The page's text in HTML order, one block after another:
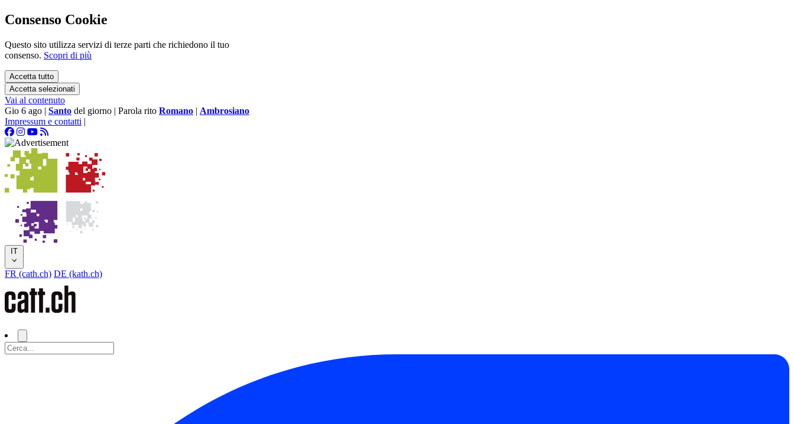
Consenso Cookie
Questo sito utilizza servizi di terze parti che richiedono il tuo
consenso. Scopri di più
Accetta tutto
Accetta selezionati
Vai al contenuto
Gio 6 ago | Santo del giorno | Parola rito Romano | Ambrosiano
Impressum e contatti |
IT
FR (cath.ch) DE (kath.ch)